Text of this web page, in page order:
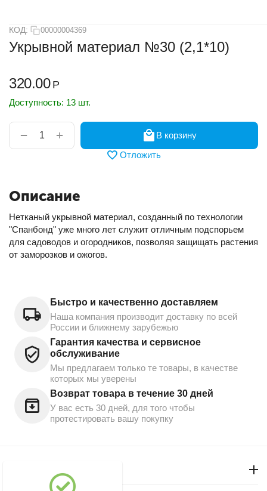
КОД: 00000004369
Укрывной материал №30 (2,1*10)
320.00 Р
Доступность: 13 шт.
+
−
В корзину
Отложить
Описание
Нетканый укрывной материал, созданный по технологии
"Спанбонд" уже много лет служит отличным подспорьем
для садоводов и огородников, позволяя защищать растения
от заморозков и ожогов.
Быстро и качественно доставляем
Наша компания производит доставку по всей
России и ближнему зарубежью
Гарантия качества и сервисное
обслуживание
Мы предлагаем только те товары, в качестве
которых мы уверены
Возврат товара в течение 30 дней
У вас есть 30 дней, для того чтобы
протестировать вашу покупку